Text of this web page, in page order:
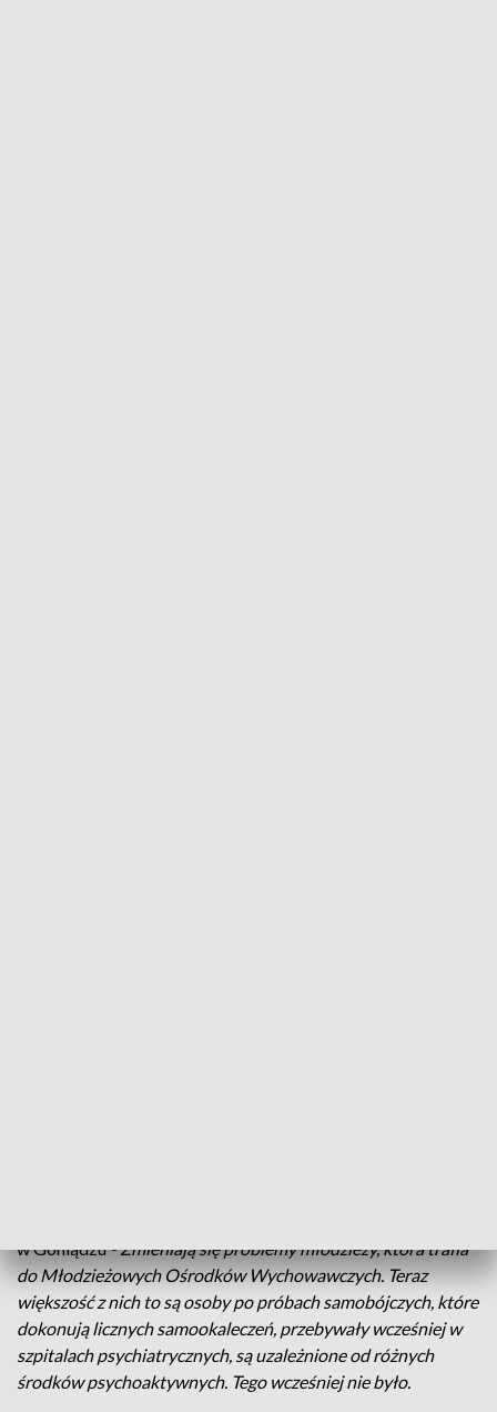
w Goniądzu- Zmieniają się problemy młodzieży, która trafia
do Młodzieżowych Ośrodków Wychowawczych. Teraz
większość z nich to są osoby po próbach samobójczych, które
dokonują licznych samookaleczeń, przebywały wcześniej w
szpitalach psychiatrycznych, są uzależnione od różnych
środków psychoaktywnych. Tego wcześniej nie było.